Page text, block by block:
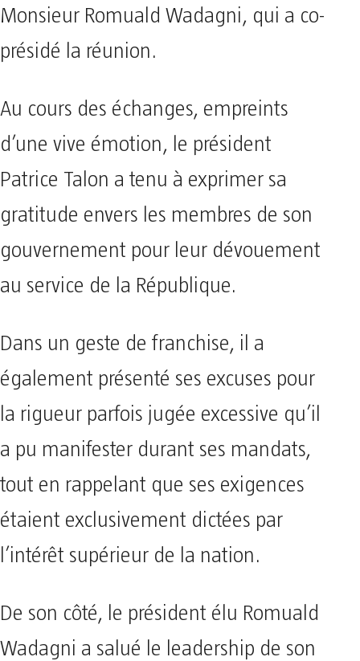
Monsieur Romuald Wadagni, qui a co-
présidé la réunion.
​Au cours des échanges, empreints
d’une vive émotion, le président
Patrice Talon a tenu à exprimer sa
gratitude envers les membres de son
gouvernement pour leur dévouement
au service de la République.
Dans un geste de franchise, il a
également présenté ses excuses pour
la rigueur parfois jugée excessive qu’il
a pu manifester durant ses mandats,
tout en rappelant que ses exigences
étaient exclusivement dictées par
l’intérêt supérieur de la nation.
​De son côté, le président élu Romuald
Wadagni a salué le leadership de son